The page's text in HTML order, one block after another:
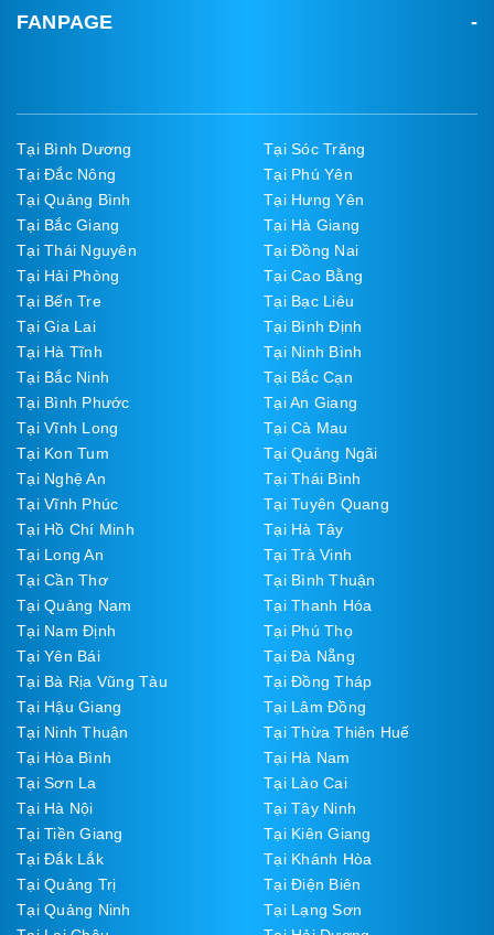
FANPAGE
Tại Bình Dương
Tại Sóc Trăng
Tại Đắc Nông
Tại Phú Yên
Tại Quảng Bình
Tại Hưng Yên
Tại Bắc Giang
Tại Hà Giang
Tại Thái Nguyên
Tại Đồng Nai
Tại Hải Phòng
Tại Cao Bằng
Tại Bến Tre
Tại Bạc Liêu
Tại Gia Lai
Tại Bình Định
Tại Hà Tĩnh
Tại Ninh Bình
Tại Bắc Ninh
Tại Bắc Cạn
Tại Bình Phước
Tại An Giang
Tại Vĩnh Long
Tại Cà Mau
Tại Kon Tum
Tại Quảng Ngãi
Tại Nghệ An
Tại Thái Bình
Tại Vĩnh Phúc
Tại Tuyên Quang
Tại Hồ Chí Minh
Tại Hà Tây
Tại Long An
Tại Trà Vinh
Tại Cần Thơ
Tại Bình Thuận
Tại Quảng Nam
Tại Thanh Hóa
Tại Nam Định
Tại Phú Thọ
Tại Yên Bái
Tại Đà Nẵng
Tại Bà Rịa Vũng Tàu
Tại Đồng Tháp
Tại Hậu Giang
Tại Lâm Đồng
Tại Ninh Thuận
Tại Thừa Thiên Huế
Tại Hòa Bình
Tại Hà Nam
Tại Sơn La
Tại Lào Cai
Tại Hà Nội
Tại Tây Ninh
Tại Tiền Giang
Tại Kiên Giang
Tại Đắk Lắk
Tại Khánh Hòa
Tại Quảng Trị
Tại Điện Biên
Tại Quảng Ninh
Tại Lạng Sơn